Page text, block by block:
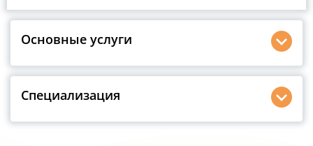
Основные услуги
Специализация